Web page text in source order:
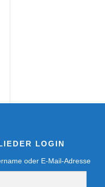
LOGIN
oder E-Mail-Adresse